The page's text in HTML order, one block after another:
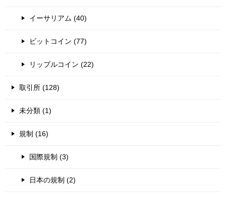
イーサリアム (40)
ビットコイン (77)
リップルコイン (22)
取引所 (128)
未分類 (1)
規制 (16)
国際規制 (3)
日本の規制 (2)